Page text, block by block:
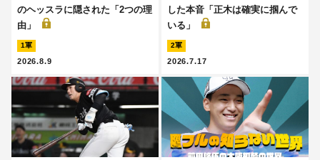
のヘッスラに隠された「2つの理
由」
1軍
2026.8.9
した本音「正木は確実に掴んで
いる」
2軍
2026.7.17